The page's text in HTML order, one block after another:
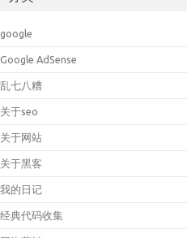
google
Google AdSense
乱七八糟
关于seo
关于网站
关于黑客
我的日记
经典代码收集